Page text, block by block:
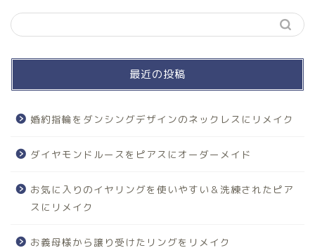
最近の投稿
婚約指輪をダンシングデザインのネックレスにリメイク
ダイヤモンドルースをピアスにオーダーメイド
お気に入りのイヤリングを使いやすい＆洗練されたピア
スにリメイク
お義母様から譲り受けたリングをリメイク